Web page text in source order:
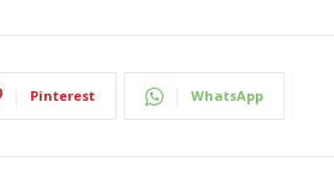
Pinterest WhatsApp